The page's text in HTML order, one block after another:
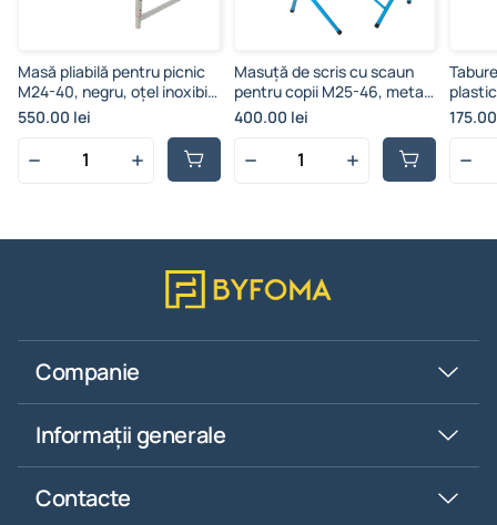
Masă pliabilă pentru picnic
M24-40, negru, oțel inoxibil
și plastic, cu regularea
înălțimii
550.00 lei
Masuță de scris cu scaun
pentru copii M25-46, metal
și MDF, regularea înălțimei
400.00 lei
Companie
Informații generale
Contacte